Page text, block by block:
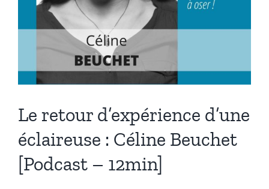
Le retour d’expérience d’une
éclaireuse : Céline Beuchet
[Podcast – 12min]